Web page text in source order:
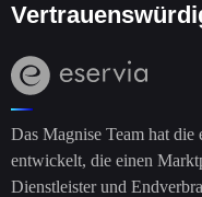
Das Magnise Team hat
entwickelt, die einen
Dienstleister und